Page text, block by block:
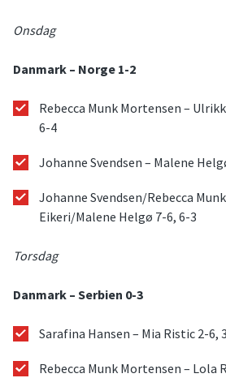
Onsdag
Danmark – Norge 1-2
Rebecca Munk Mortensen –
6-4
Johanne Svendsen – Malene
Johanne Svendsen/Rebecca
Eikeri/Malene Helgø 7-6, 6-3
Torsdag
Danmark – Serbien 0-3
Sarafina Hansen – Mia Ristic 2-6,
Rebecca Munk Mortensen – Lola